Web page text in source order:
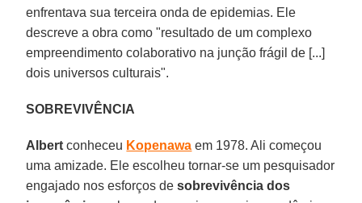
enfrentava sua terceira onda de epidemias. Ele
descreve a obra como "resultado de um complexo
empreendimento colaborativo na junção frágil de [...]
dois universos culturais".
SOBREVIVÊNCIA
Albert conheceu Kopenawa em 1978. Ali começou
uma amizade. Ele escolheu tornar-se um pesquisador
engajado nos esforços desobrevivência dos